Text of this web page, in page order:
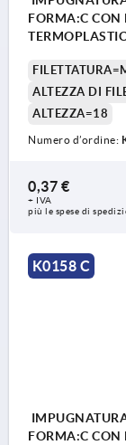
FORMA:C CON
ALTEZZA DI
ALTEZZA=18
Numero d’ordine:
0,37 €
+ IVA
più le spese di
K0158 C
FORMA:C CON